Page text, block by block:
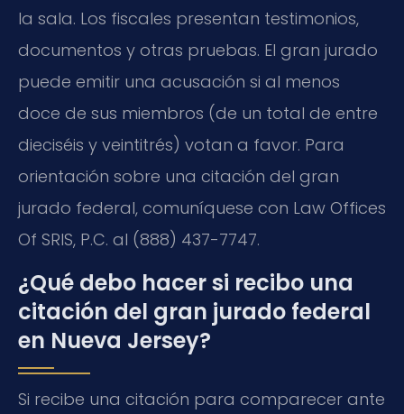
la sala. Los fiscales presentan testimonios,
documentos y otras pruebas. El gran jurado
puede emitir una acusación si al menos
doce de sus miembros (de un total de entre
dieciséis y veintitrés) votan a favor. Para
orientación sobre una citación del gran
jurado federal, comuníquese con Law Offices
Of SRIS, P.C. al (888) 437-7747.
¿Qué debo hacer si recibo una
citación del gran jurado federal
en Nueva Jersey?
Si recibe una citación para comparecer ante